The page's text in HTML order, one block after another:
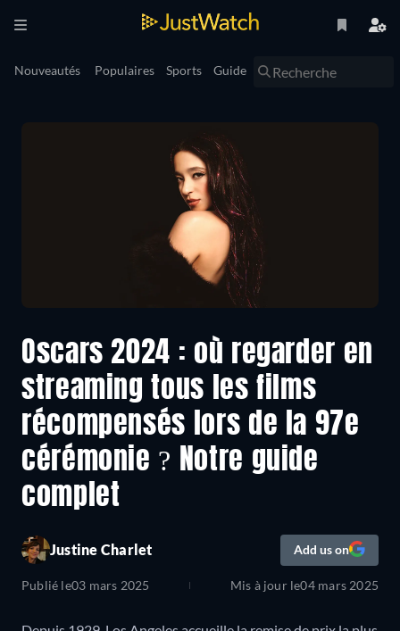
Nouveautés Populaires Sports Guide
Oscars 2024 : où regarder en
streaming tous les films
récompensés lors de la 97e
cérémonie ? Notre guide
complet
Justine Charlet Add us on
Publié le03 mars 2025 Mis à jour le04 mars 2025